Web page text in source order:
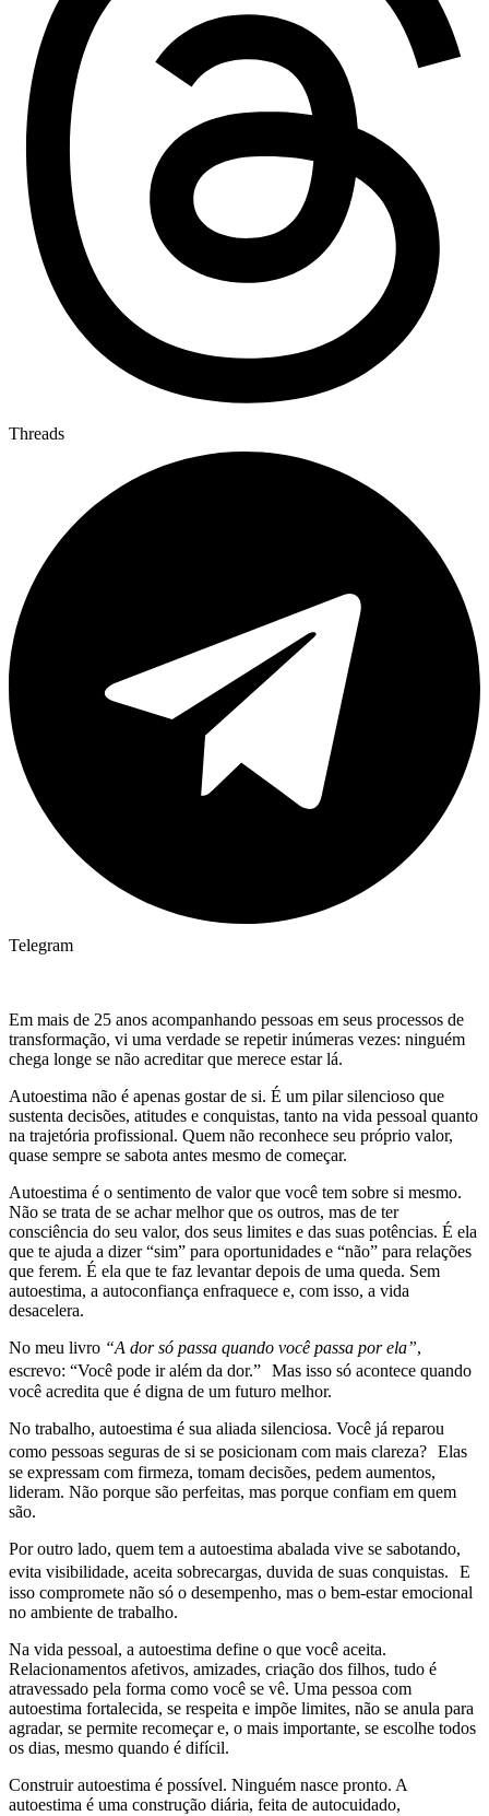
Threads
Telegram
Em mais de 25 anos acompanhando pessoas em seus processos de
transformação, vi uma verdade se repetir inúmeras vezes: ninguém
chega longe se não acreditar que merece estar lá.
Autoestima não é apenas gostar de si. É um pilar silencioso que
sustenta decisões, atitudes e conquistas, tanto na vida pessoal quanto
na trajetória profissional. Quem não reconhece seu próprio valor,
quase sempre se sabota antes mesmo de começar.
Autoestima é o sentimento de valor que você tem sobre si mesmo.
Não se trata de se achar melhor que os outros, mas de ter
consciência do seu valor, dos seus limites e das suas potências. É ela
que te ajuda a dizer “sim” para oportunidades e “não” para relações
que ferem. É ela que te faz levantar depois de uma queda. Sem
autoestima, a autoconfiança enfraquece e, com isso, a vida
desacelera.
No meu livro “A dor só passa quando você passa por ela”,
escrevo: “Você pode ir além da dor.” Mas isso só acontece quando
você acredita que é digna de um futuro melhor.
No trabalho, autoestima é sua aliada silenciosa. Você já reparou
como pessoas seguras de si se posicionam com mais clareza? Elas
se expressam com firmeza, tomam decisões, pedem aumentos,
lideram. Não porque são perfeitas, mas porque confiam em quem
são.
Por outro lado, quem tem a autoestima abalada vive se sabotando,
evita visibilidade, aceita sobrecargas, duvida de suas conquistas. E
isso compromete não só o desempenho, mas o bem-estar emocional
no ambiente de trabalho.
Na vida pessoal, a autoestima define o que você aceita.
Relacionamentos afetivos, amizades, criação dos filhos, tudo é
atravessado pela forma como você se vê. Uma pessoa com
autoestima fortalecida, se respeita e impõe limites, não se anula para
agradar, se permite recomeçar e, o mais importante, se escolhe todos
os dias, mesmo quando é difícil.
Construir autoestima é possível. Ninguém nasce pronto. A
autoestima é uma construção diária, feita de autocuidado,